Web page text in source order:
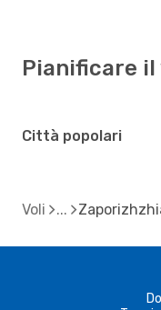
Pianificare il
Città popolari
Voli